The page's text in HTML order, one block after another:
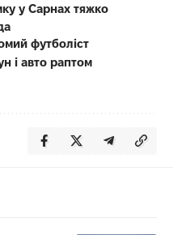
у Сарнах тяжко
футболіст
і авто раптом